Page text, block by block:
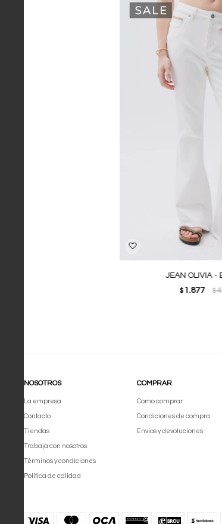
JEAN OLIVIA -
$ 1.877 $
NOSOTROS
La empresa
Contacto
Tiendas
Trabaja con nosotros
Términos y condiciones
Política de calidad
COMPRAR
Como comprar
Condiciones de compra
Envíos y devoluciones